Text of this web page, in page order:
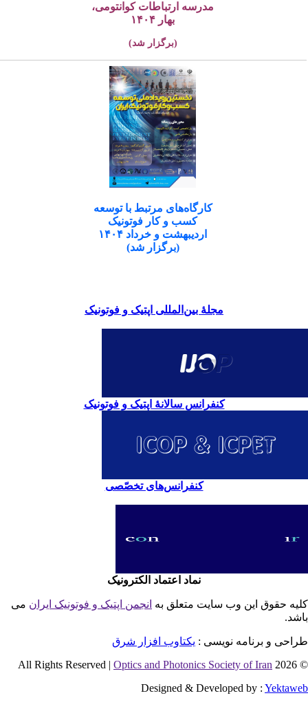
مدرسه ارتباطات کوانتومی،
بهار ۱۴۰۴
(برگزار شد)
کارگاه‌های مرتبط با توسعه
کسب و کار فوتونیک
اردیبهشت و خرداد ۱۴۰۴
(برگزار شد)
مجلۀ بین‌المللی اپتیک و فوتونیک
کنفرانس سالانۀ اپتیک و فوتونیک
کنفرانس‌های تخصّصی
نماد اعتماد الکترونیک
حقوق این وب سایت متعلق بهانجمن اپتیک و فوتونیک ایران می
و برنامه نویسی : یکتاوب افزار شرق
©
Optics and Photonics Society of Iran
Designed & Developed by :